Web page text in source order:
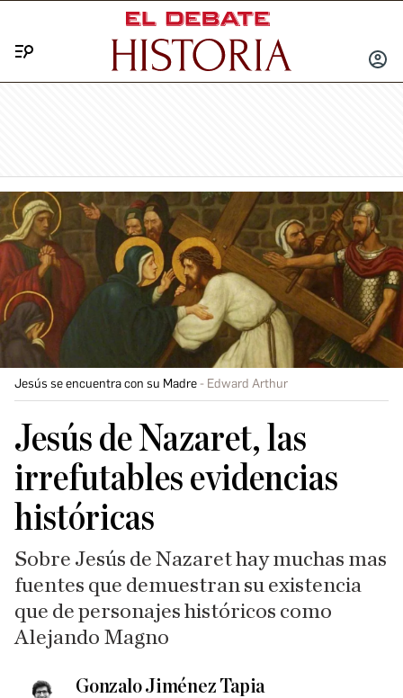
INICIAR
Jesús se encuentra con su Madre Edward Arthur
Jesús de Nazaret, las
irrefutables evidencias
históricas
Sobre Jesús de Nazaret hay muchas mas
fuentes que demuestran su existencia
que de personajes históricos como
Alejando Magno
Gonzalo Jiménez Tapia